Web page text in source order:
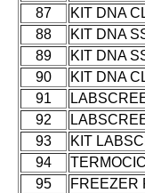
87
KIT DNA
88
KIT DNA
89
KIT DNA
90
KIT DNA
91
92
93
KIT
94
95
FREEZER